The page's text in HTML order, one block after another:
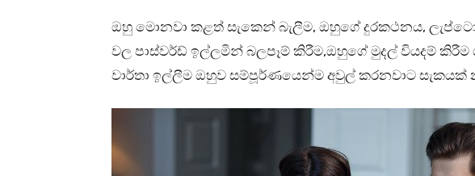
ඔහු මොනවා කළත් සැකෙන් බැලීම, ඔහුගේ දුරකථනය,
වල පාස්වර්ඩ් ඉල්ලමින් බලපෑම් කිරීම,ඔහුගේ මුදල් වියදම්
වාර්තා ඉල්ලීම ඔහුව සම්පූර්ණයෙන්ම අවුල් කරනවාට සැකයක්